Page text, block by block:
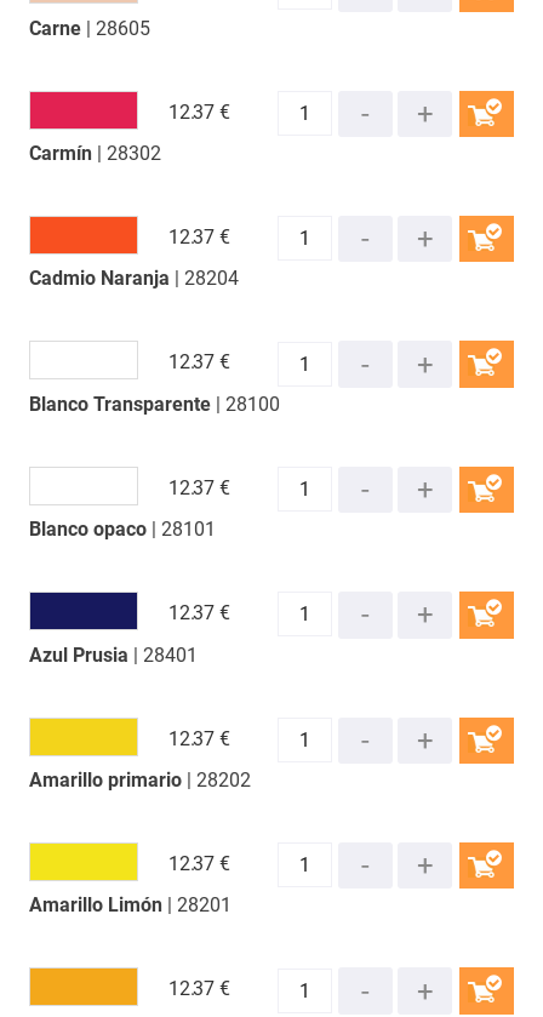
Carne| 28605
Carmín| 28302
12.37 €
Cadmio Naranja | 28204
12.37 €
Blanco Transparente| 28100
12.37 €
Blanco opaco| 28101
12.37 €
Azul Prusia | 28401
12.37 €
Amarillo primario| 28202
12.37 €
Amarillo Limón| 28201
12.37 €
12.37 €